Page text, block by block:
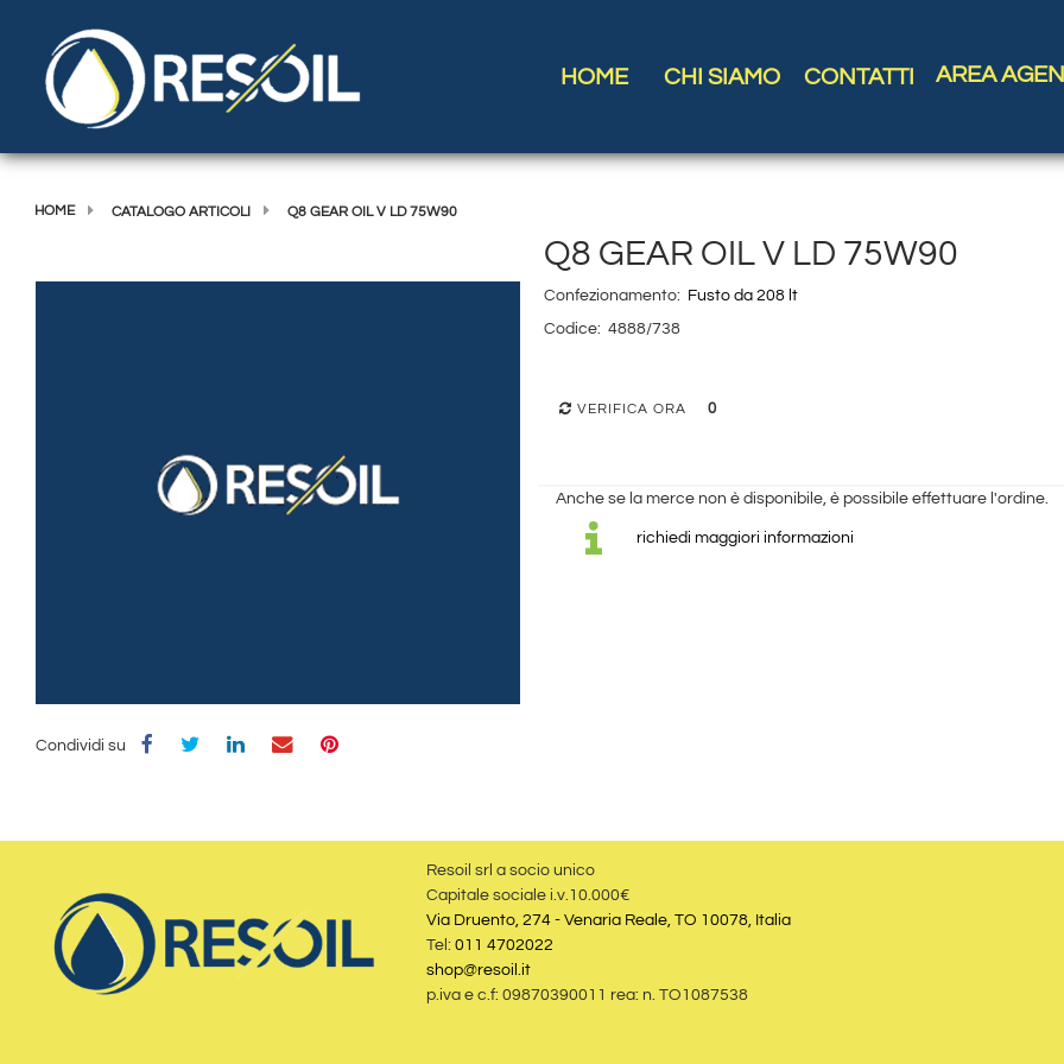
HOME CHI SIAMO CONTATTI AREA
HOME CATALOGO ARTICOLI Q8 GEAR OIL V LD 75W90
Q8 GEAR OIL V LD 75W90
Confezionamento:
Fusto da 208 lt
Codice: 4888/738
VERIFICA ORA 0
Anche se la merce non è disponibile, è possibile effettuare l'ordine.
richiedi maggiori informazioni
Condividi su
Resoil srl a socio unico
Capitale sociale i.v.10.000€
Via Druento, 274 - Venaria Reale, TO 10078, Italia
Tel: 011 4702022
shop@resoil.it
p.iva e c.f: 09870390011 rea: n. TO1087538